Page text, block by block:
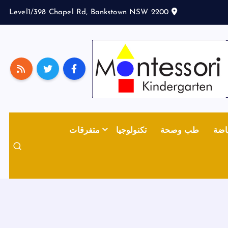
Level1/398 Chapel Rd, Bankstown NSW 2200
طب وصحة تكنولوجيا متفرقات